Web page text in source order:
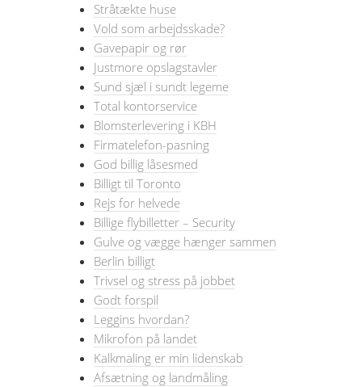
Stråtækte huse
Vold som arbejdsskade?
Gavepapir og rør
Justmore opslagstavler
Sund sjæl i sundt legeme
Total kontorservice
Blomsterlevering i KBH
Firmatelefon-pasning
God billig låsesmed
Billigt til Toronto
Rejs for helvede
Billige flybilletter – Security
Gulve og vægge hænger sammen
Berlin billigt
Trivsel og stress på jobbet
Godt forspil
Leggins hvordan?
Mikrofon på landet
Kalkmaling er min lidenskab
Afsætning og landmåling